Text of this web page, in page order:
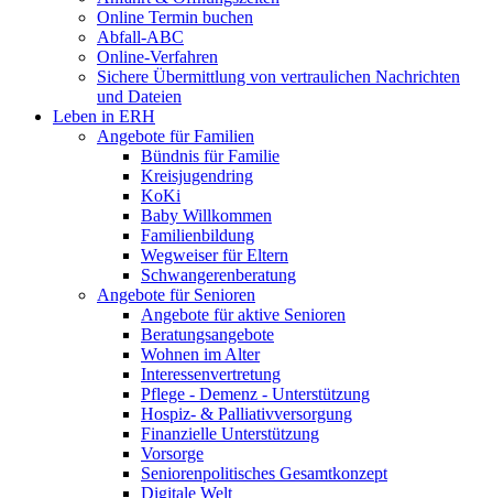
Online Termin buchen
Abfall-ABC
Online-Verfahren
Sichere Übermittlung von vertraulichen Nachrichten
und Dateien
Leben in ERH
Angebote für Familien
Bündnis für Familie
Kreisjugendring
KoKi
Baby Willkommen
Familienbildung
Wegweiser für Eltern
Schwangerenberatung
Angebote für Senioren
Angebote für aktive Senioren
Beratungsangebote
Wohnen im Alter
Interessenvertretung
Pflege - Demenz - Unterstützung
Hospiz- & Palliativversorgung
Finanzielle Unterstützung
Vorsorge
Seniorenpolitisches Gesamtkonzept
Digitale Welt